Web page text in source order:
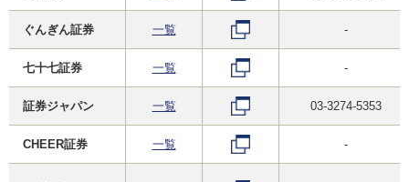
ぐんぎん証券 一覧 -
七十七証券 一覧 -
証券ジャパン 一覧 03-3274-5353
CHEER証券 一覧 -